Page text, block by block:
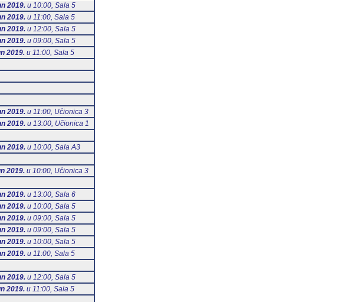
2019.u 10:00, Sala 5
2019.u 11:00, Sala 5
2019.u 12:00, Sala 5
2019.u 09:00, Sala 5
2019.u 11:00, Sala 5
2019.u 11:00, Učionica 3
2019.u 13:00, Učionica 1
2019.u 10:00, Sala А3
2019.u 10:00, Učionica 3
2019.u 13:00, Sala 6
2019.u 10:00, Sala 5
2019.u 09:00, Sala 5
2019.u 09:00, Sala 5
2019.u 10:00, Sala 5
2019.u 11:00, Sala 5
2019.u 12:00, Sala 5
2019.u 11:00, Sala 5